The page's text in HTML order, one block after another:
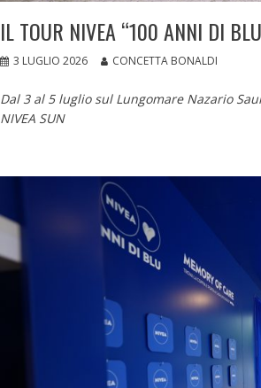
IL TOUR NIVEA “100 ANNI DI
3 LUGLIO 2026 CONCETTA BONALDI
Dal 3 al 5 luglio sul Lungomare Nazario
NIVEA SUN